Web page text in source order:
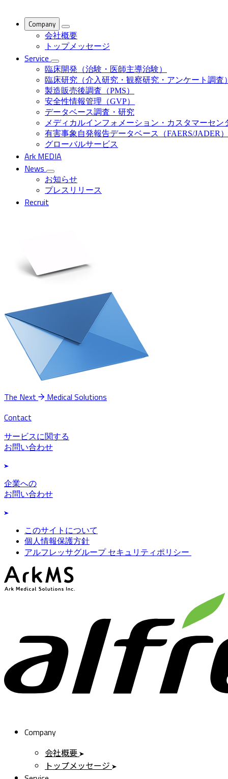
Company
会社概要
トップメッセージ
Service
臨床開発（治験・医師主導治験）
臨床研究（介入研究・観察研究・アンケート調査
製造販売後調査（PMS）
安全性情報管理（GVP）
データベース調査・研究
メディカルインフォメーション・カスタマーセン
有害事象自発報告データベース（FAERS/JADER）
グローバルサービス
Ark MEDIA
News
お知らせ
プレスリリース
Recruit
The Next
Medical Solutions
Contact
サービスに関する
お問い合わせ
企業への
お問い合わせ
このサイトについて
個人情報保護方針
アルフレッサグループ セキュリティポリシー
Company
会社概要
トップメッセージ